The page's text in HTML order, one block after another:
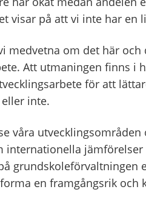
visar på att vi inte har en
medvetna om det här och
. Att utmaningen finns i
för att
inte.
våra
internationella jämförelser
grundskoleförvaltningen
en framgångsrik och